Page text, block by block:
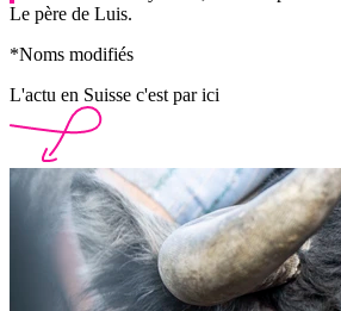
Le père de Luis.
*Noms modifiés
L'actu en Suisse c'est par ici